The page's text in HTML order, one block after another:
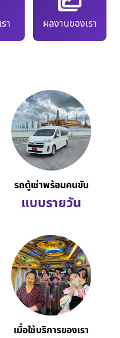
า ผลงานของเรา
รถตู้เช่าพร้อมคนขับ
แบบรายวัน
เมื่อใช้บริการของเรา